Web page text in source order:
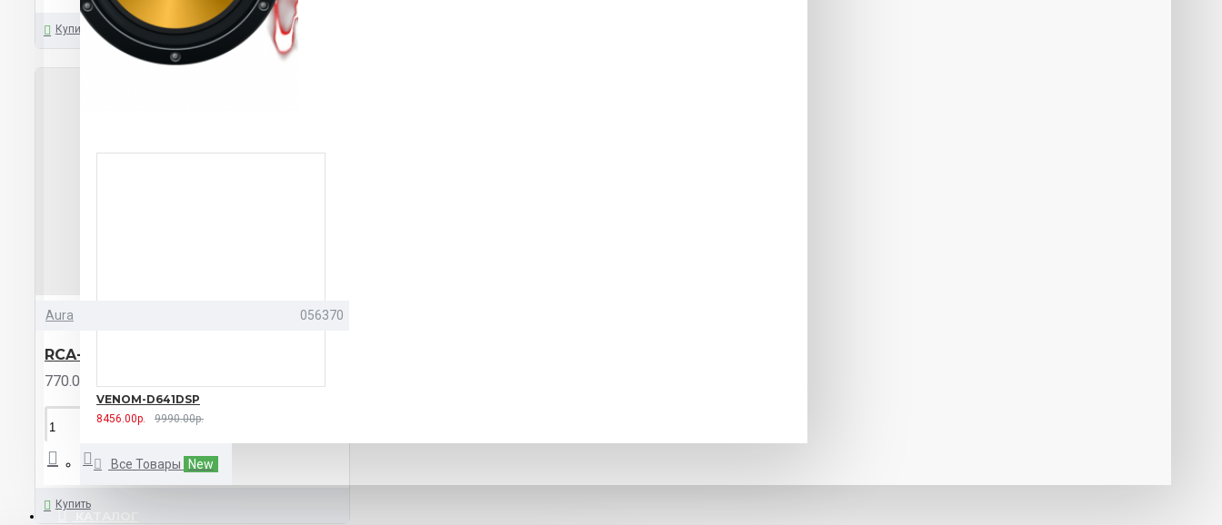
VENOM-D641DSP
8456.00р. 9990.00р.
Все Товары New
Купить
Aura 056370
RCA-B21 SE
770.00р.
КУПИТЬ
Купить